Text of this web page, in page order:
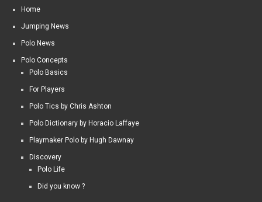
Home
Jumping News
Polo News
Polo Concepts
Polo Basics
For Players
Polo Tics by Chris Ashton
Polo Dictionary by Horacio Laffaye
Playmaker Polo by Hugh Dawnay
Discovery
Polo Life
Did you know ?